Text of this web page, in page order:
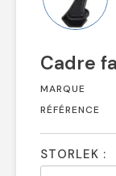
Cadre
MARQUE
RÉFÉRENCE
STORLEK :